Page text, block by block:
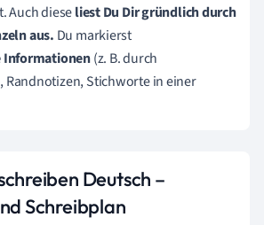
Auch dieseliest Du Dir gründlich durch
aus. Du markierst
(z. B. durch
Randnotizen, Stichworte in einer
Deutsch –
Schreibplan